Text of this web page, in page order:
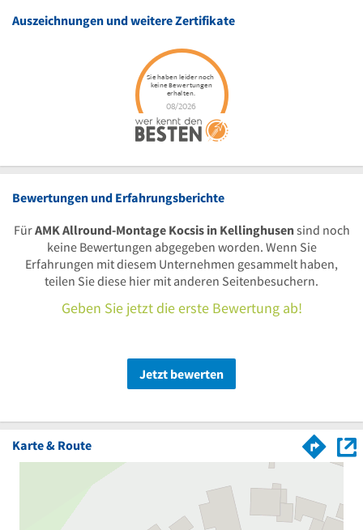
Auszeichnungen und weitere Zertifikate
Bewertungen und Erfahrungsberichte
FürAMK Allround-Montage Kocsis in Kellinghusensind noch
keine Bewertungen abgegeben worden. Wenn Sie
Erfahrungen mit diesem Unternehmen gesammelt haben,
teilen Sie diese hier mit anderen Seitenbesuchern.
Geben Sie jetzt die erste Bewertung ab!
Jetzt bewerten
Karte & Route